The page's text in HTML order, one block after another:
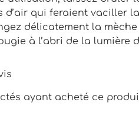
d’air qui feraient vaciller
délicatement la
à l’abri de la lumière
ayant acheté ce